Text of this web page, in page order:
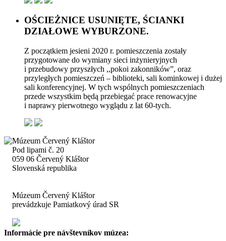
OŚCIEŻNICE USUNIĘTE, ŚCIANKI
DZIAŁOWE WYBURZONE.
Z początkiem jesieni 2020 r. pomieszczenia zostały
przygotowane do wymiany sieci inżynieryjnych
i przebudowy przyszłych ,,pokoi zakonników”, oraz
przyległych pomieszczeń – biblioteki, sali kominkowej i dużej
sali konferencyjnej. W tych wspólnych pomieszczeniach
przede wszystkim będą przebiegać prace renowacyjne
i naprawy pierwotnego wyglądu z lat 60-tych.
Múzeum Červený Kláštor
Pod lipami č. 20
059 06 Červený Kláštor
Slovenská republika
Múzeum Červený Kláštor
prevádzkuje Pamiatkový úrad SR
Informácie pre návštevníkov múzea: